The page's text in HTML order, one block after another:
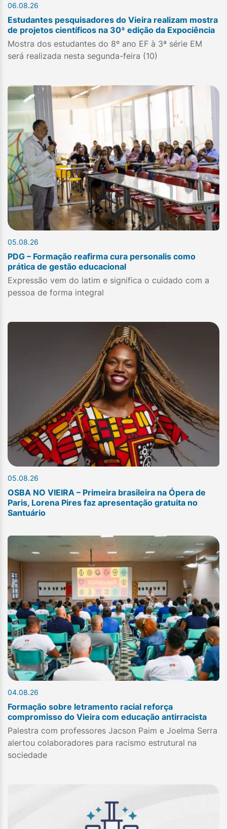
06.08.26
Estudantes pesquisadores do Vieira realizam mostra
de projetos científicos na 30ª edição da Expociência
Mostra dos estudantes do 8º ano EF à 3ª série EM
será realizada nesta segunda-feira (10)
05.08.26
PDG – Formação reafirma cura personalis como
prática de gestão educacional
Expressão vem do latim e significa o cuidado com a
pessoa de forma integral
05.08.26
OSBA NO VIEIRA – Primeira brasileira na Ópera de
Paris, Lorena Pires faz apresentação gratuita no
Santuário
04.08.26
Formação sobre letramento racial reforça
compromisso do Vieira com educação antirracista
Palestra com professores Jacson Paim e Joelma Serra
alertou colaboradores para racismo estrutural na
sociedade